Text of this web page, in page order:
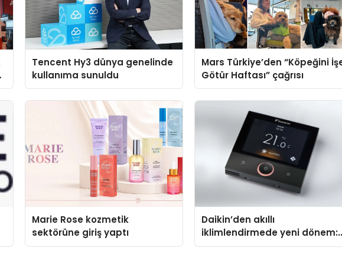
Tencent Hy3 dünya genelinde
kullanıma sunuldu
Mars Türkiye’den “Köpeğini
Götür Haftası” çağrısı
Marie Rose kozmetik
sektörüne giriş yaptı
Daikin’den akıllı
iklimlendirmede yeni dönem:
Madoka Plus Türkiye’de